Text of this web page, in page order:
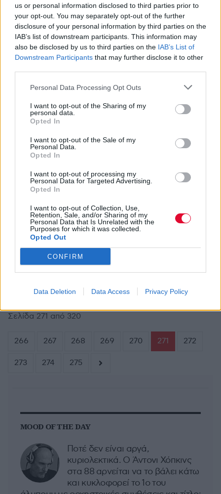
us or personal information disclosed to third parties prior to
your opt-out. You may separately opt-out of the further
disclosure of your personal information by third parties on the
IAB’s list of downstream participants. This information may
also be disclosed by us to third parties on the IAB’s List of
Downstream Participants that may further disclose it to other
Personal Data Processing Opt Outs
I want to opt-out of the Sharing of my
personal data.
Opted In
I want to opt-out of the Sale of my
Personal Data.
Opted In
I want to opt-out of processing my
Personal Data for Targeted Advertising.
Opted In
I want to opt-out of Collection, Use,
Retention, Sale, and/or Sharing of my
Personal Data that Is Unrelated with the
Purposes for which it was collected.
Opted Out
CONFIRM
Data Deletion Data Access Privacy Policy
ΔΕΛΤΊΟ ΤΎΠΟΥ ΙΟΥΛ 11,2012
Νέο video clip από τους Onirama
ΔΕΛΤΊΟ ΤΎΠΟΥ ΙΟΥΛ 11,2012
Οι One Leg Mary από την Spinalonga Records
ΔΕΛΤΊΟ ΤΎΠΟΥ ΙΟΥΛ 9,2012
Οι εκλεκτοί καλεσμένοι του Γρηγόρη Πολύζου
ΔΕΛΤΊΟ ΤΎΠΟΥ ΙΟΥΛ 9,2012
To Τζιτζίκι του Κ. Βήτα
{youtube}uuU4nbpDK_U{/youtube}
Σελίδα 271 από 320
266 267 268 269 270 271 272
273 274 275
MOOD OF THE DAY
Ποτέ δεν είναι αργά,
κυριολεκτικά. Ο Άντονι Χόπκινς
στα 88 αρνείται να το βάλει κάτω
και κυκλοφορεί το 1ο του